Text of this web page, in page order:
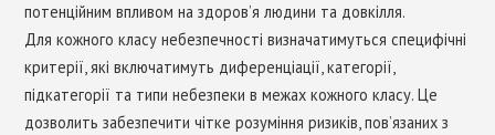
потенційним впливом на здоров’я людини та довкілля.
Для кожного класу небезпечності визначатимуться специфічні
критерії, які включатимуть диференціації, категорії,
підкатегорії та типи небезпеки в межах кожного класу. Це
дозволить забезпечити чітке розуміння ризиків, пов’язаних з